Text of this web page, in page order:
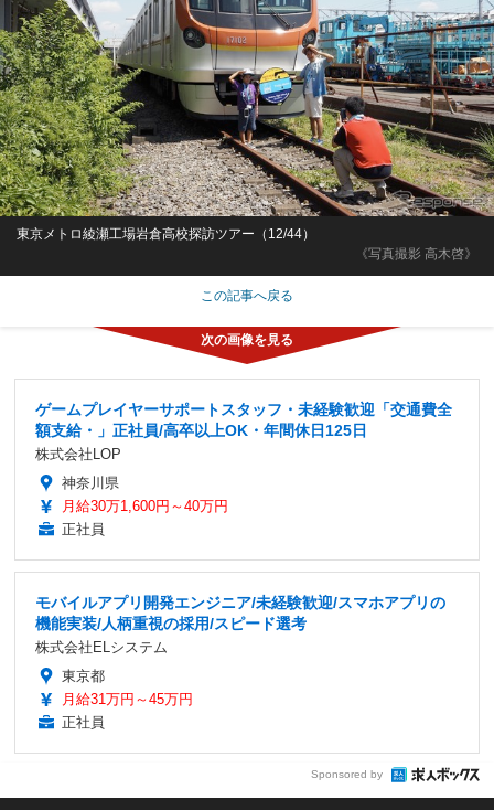
《写真撮影 高木啓》
東京メトロ綾瀬工場岩倉高校探訪ツアー（12/44）
この記事へ戻る
ゲームプレイヤーサポートスタッフ・未経験歓迎「交通費全
額支給・」正社員/高卒以上OK・年間休日125日
株式会社LOP
神奈川県
月給30万1,600円～40万円
正社員
モバイルアプリ開発エンジニア/未経験歓迎/スマホアプリの
機能実装/人柄重視の採用/スピード選考
株式会社ELシステム
東京都
月給31万円～45万円
正社員
Sponsored by